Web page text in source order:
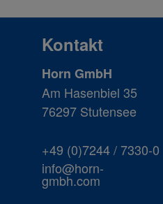
Kontakt
Horn GmbH
Am Hasenbiel 35
76297 Stutensee
+49 (0)7244 / 7330-0
info@horn-
gmbh.com